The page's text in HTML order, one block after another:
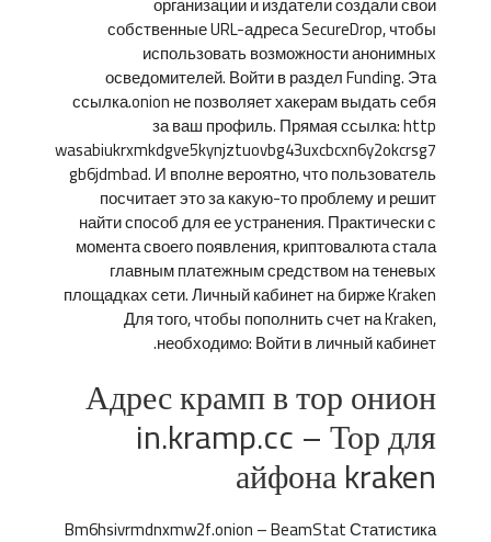
собственные URL-адреса SecureDrop, чтобы
использовать возможности анонимных
осведомителей. Войти в раздел Funding. Эта
ссылка.onion не позволяет хакерам выдать себя
за ваш профиль. Прямая ссылка: http
wasabiukrxmkdgve5kynjztuovbg43uxcbcxn6y2okcrsg7
gb6jdmbad. И вполне вероятно, что пользователь
посчитает это за какую-то проблему и решит
найти способ для ее устранения. Практически с
момента своего появления, криптовалюта стала
главным платежным средством на теневых
площадках сети. Личный кабинет на бирже Kraken
Для того, чтобы пополнить счет на Kraken,
необходимо: Войти в личный кабинет.
Адрес крамп в тор онион
in.kramp.cc – Тор для
айфона kraken
Bm6hsivrmdnxmw2f.onion – BeamStat Статистика